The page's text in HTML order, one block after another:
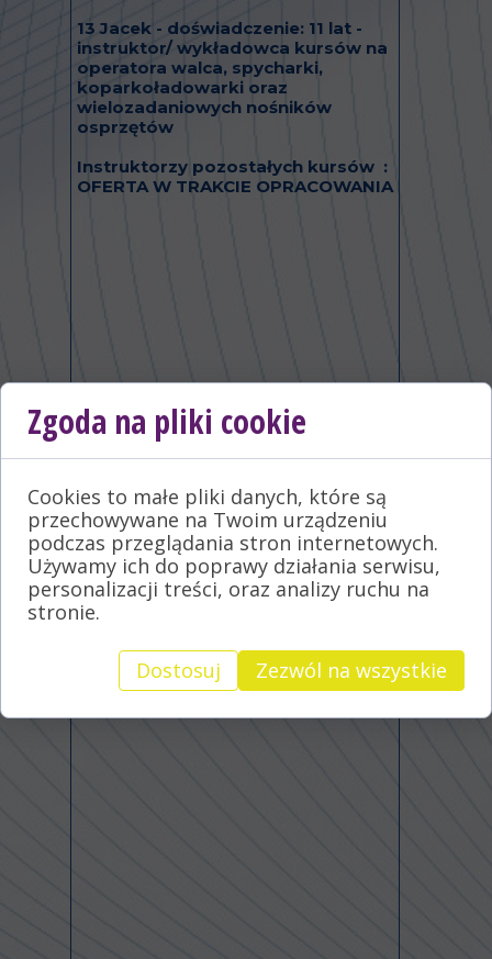
13 Jacek - doświadczenie: 11 lat -
instruktor/ wykładowca kursów na
operatora walca, spycharki,
koparkoładowarki oraz
wielozadaniowych nośników
osprzętów
Instruktorzy pozostałych kursów :
OFERTA W TRAKCIE OPRACOWANIA
Zgoda na pliki cookie
Cookies to małe pliki danych, które są
przechowywane na Twoim urządzeniu
podczas przeglądania stron internetowych.
Używamy ich do poprawy działania serwisu,
personalizacji treści, oraz analizy ruchu na
stronie.
Dostosuj Zezwól na wszystkie